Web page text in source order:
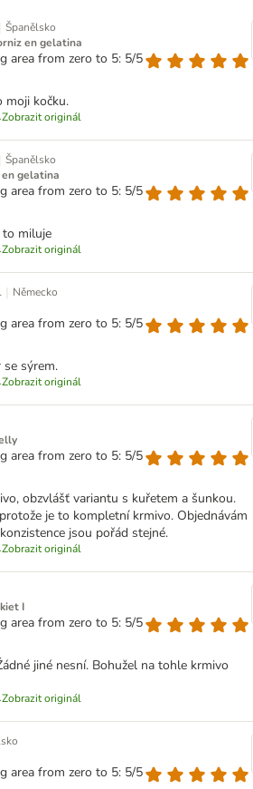
Španělsko
en gelatina
area from zero to 5: 5/5
moji kočku.
Zobrazit originál
Španělsko
gelatina
area from zero to 5: 5/5
to miluje
Zobrazit originál
| Německo
area from zero to 5: 5/5
sýrem.
Zobrazit originál
area from zero to 5: 5/5
obzvlášť variantu s kuřetem a šunkou.
je to kompletní krmivo. Objednávám
jsou pořád stejné.
Zobrazit originál
I
area from zero to 5: 5/5
jiné nesní. Bohužel na tohle krmivo
Zobrazit originál
area from zero to 5: 5/5